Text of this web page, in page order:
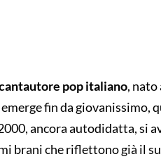
pop italiano, nato
fin da giovanissimo,
ancora autodidatta, si
brani che riflettono già il